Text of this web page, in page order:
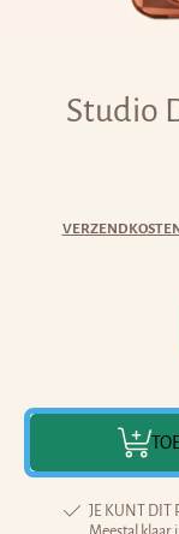
Studio
VERZENDKOSTEN
JE KUNT DIT